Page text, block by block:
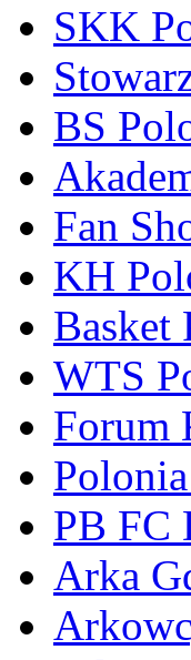
SKK
BS
Fan
KH
Basket
WTS
Forum
PB FC
Arka